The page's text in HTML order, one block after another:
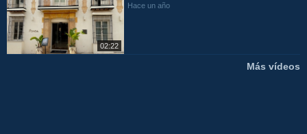
02:22
Hace un año
Más vídeos